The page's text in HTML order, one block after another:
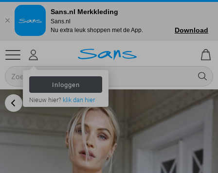
Inloggen
Nieuw hier? klik dan hier
Sans.nl Merkkleding
Sans.nl
Nu extra leuk shoppen met de App.
Download